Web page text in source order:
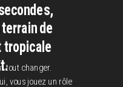
terrain de
tout changer.
vous jouez un rôle